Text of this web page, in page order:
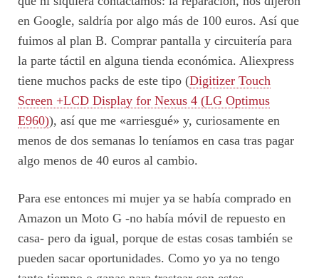
en Google, saldría por algo más de 100 euros. Así que
fuimos al plan B. Comprar pantalla y circuitería para
la parte táctil en alguna tienda económica. Aliexpress
tiene muchos packs de este tipo (Digitizer Touch
Screen +LCD Display for Nexus 4 (LG Optimus
E960)), así que me «arriesgué» y, curiosamente en
menos de dos semanas lo teníamos en casa tras pagar
algo menos de 40 euros al cambio.
Para ese entonces mi mujer ya se había comprado en
Amazon un Moto G -no había móvil de repuesto en
casa- pero da igual, porque de estas cosas también se
pueden sacar oportunidades. Como yo ya no tengo